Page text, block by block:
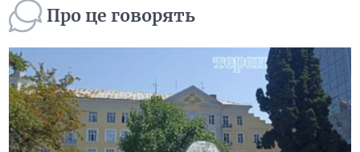
Про це говорять